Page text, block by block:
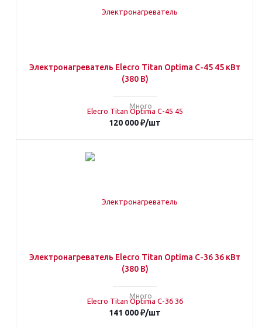
Электронагреватель Elecro Titan Optima С-45 45 кВт
(380 В)
Много
120 000₽/шт
Электронагреватель Elecro Titan Optima С-36 36 кВт
(380 В)
Много
141 000₽/шт